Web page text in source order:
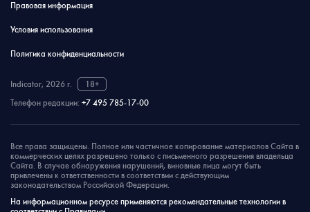
Правовая информация
Условия использования
Политика конфиденциальности
Indicator, 2026 г.
18+
Телефон редакции: +7 495 785-17-00
Все права защищены. Полное или частичное копирование материалов Сайта в
коммерческих целях разрешено только с письменного разрешения владельца
Сайта. В случае обнаружения нарушений, виновные лица могут быть
привлечены к ответственности в соответствии с действующим
законодательством Российской Федерации.
На информационном ресурсе применяются рекомендательные технологии в